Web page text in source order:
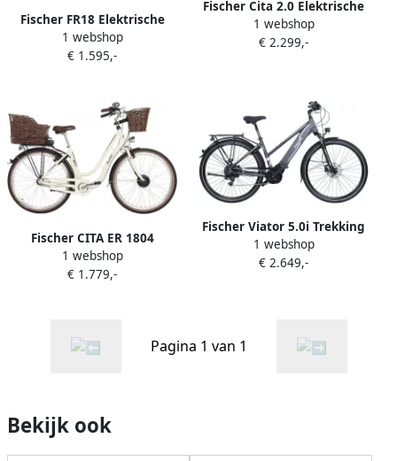
Fischer FR18 Elektrische
Vouwfiets Zwart
1 webshop
€ 1.595,-
Fischer Cita 2.0 Elektrische
Fiets
1 webshop
€ 2.299,-
Fischer CITA ER 1804
Elektrische Fiets
1 webshop
€ 1.779,-
Fischer Viator 5.0i Trekking
Elektrische Fiets Grijs
1 webshop
€ 2.649,-
Pagina 1 van 1
Bekijk ook